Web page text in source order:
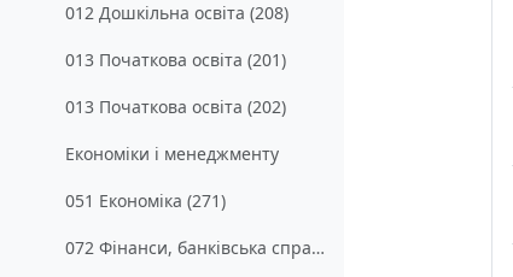
012 Дошкільна освіта (208)
013 Початкова освіта (201)
013 Початкова освіта (202)
Економіки і менеджменту
051 Економіка (271)
072 Фінанси, банківська справа та страхування (231)